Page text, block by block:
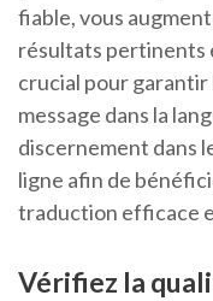
fiable, vous
résultats pertinents
crucial pour garantir
message dans la
discernement dans
ligne afin de
traduction efficace
Vérifiez la